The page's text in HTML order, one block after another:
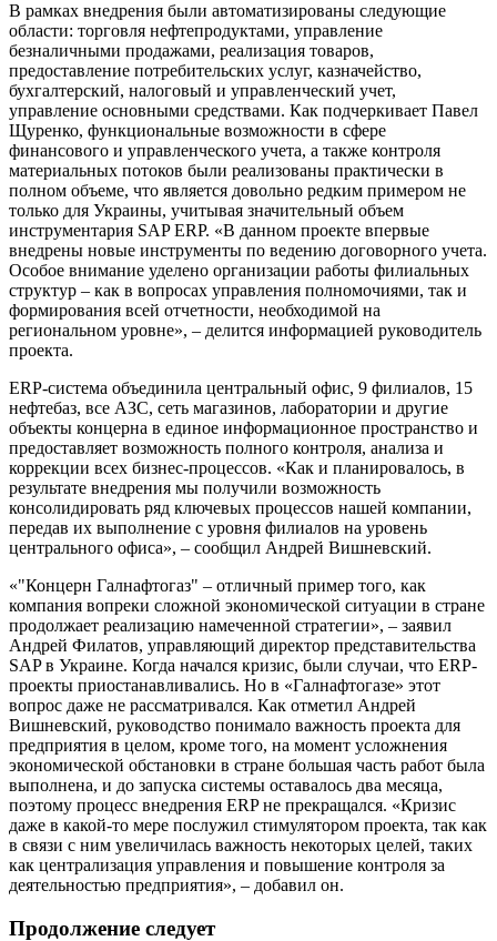
В рамках внедрения были автоматизированы следующие
области: торговля нефтепродуктами, управление
безналичными продажами, реализация товаров,
предоставление потребительских услуг, казначейство,
бухгалтерский, налоговый и управленческий учет,
управление основными средствами. Как подчеркивает Павел
Щуренко, функциональные возможности в сфере
финансового и управленческого учета, а также контроля
материальных потоков были реализованы практически в
полном объеме, что является довольно редким примером не
только для Украины, учитывая значительный объем
инструментария SAP ERP. «В данном проекте впервые
внедрены новые инструменты по ведению договорного учета.
Особое внимание уделено организации работы филиальных
структур – как в вопросах управления полномочиями, так и
формирования всей отчетности, необходимой на
региональном уровне», – делится информацией руководитель
проекта.
ERP-система объединила центральный офис, 9 филиалов, 15
нефтебаз, все АЗС, сеть магазинов, лаборатории и другие
объекты концерна в единое информационное пространство и
предоставляет возможность полного контроля, анализа и
коррекции всех бизнес-процессов. «Как и планировалось, в
результате внедрения мы получили возможность
консолидировать ряд ключевых процессов нашей компании,
передав их выполнение с уровня филиалов на уровень
центрального офиса», – сообщил Андрей Вишневский.
«"Концерн Галнафтогаз" – отличный пример того, как
компания вопреки сложной экономической ситуации в стране
продолжает реализацию намеченной стратегии», – заявил
Андрей Филатов, управляющий директор представительства
SAP в Украине. Когда начался кризис, были случаи, что ERP-
проекты приостанавливались. Но в «Галнафтогазе» этот
вопрос даже не рассматривался. Как отметил Андрей
Вишневский, руководство понимало важность проекта для
предприятия в целом, кроме того, на момент усложнения
экономической обстановки в стране большая часть работ была
выполнена, и до запуска системы оставалось два месяца,
поэтому процесс внедрения ERP не прекращался. «Кризис
даже в какой-то мере послужил стимулятором проекта, так как
в связи с ним увеличилась важность некоторых целей, таких
как централизация управления и повышение контроля за
деятельностью предприятия», – добавил он.
Продолжение следует